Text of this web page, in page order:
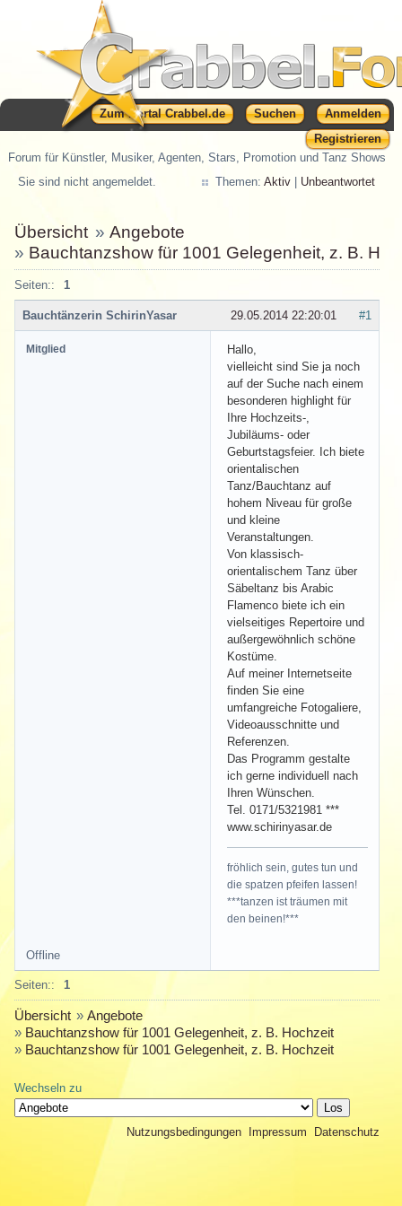
Zum Portal Crabbel.de Suchen
Anmelden
Registrieren
Forum für Künstler, Musiker, Agenten, Stars, Promotion und Tanz Shows
Sie sind nicht angemeldet.
Themen:Aktiv Unbeantwortet
Übersicht » Angebote
» Bauchtanzshow für 1001 Gelegenheit, z. B.
Seiten:: 1
#1
29.05.2014 22:20:01
Bauchtänzerin SchirinYasar
Mitglied
Hallo,
vielleicht sind Sie ja noch
auf der Suche nach einem
besonderen highlight für
Ihre Hochzeits-,
Jubiläums- oder
Geburtstagsfeier. Ich biete
orientalischen
Tanz/Bauchtanz auf
hohem Niveau für große
und kleine
Veranstaltungen.
Von klassisch-
orientalischem Tanz über
Säbeltanz bis Arabic
Flamenco biete ich ein
vielseitiges Repertoire und
außergewöhnlich schöne
Kostüme.
Auf meiner Internetseite
finden Sie eine
umfangreiche Fotogaliere,
Videoausschnitte und
Referenzen.
Das Programm gestalte
ich gerne individuell nach
Ihren Wünschen.
Tel. 0171/5321981 ***
www.schirinyasar.de
fröhlich sein, gutes tun und
die spatzen pfeifen lassen!
***tanzen ist träumen mit
den beinen!***
Offline
Seiten:: 1
Übersicht » Angebote
» Bauchtanzshow für 1001 Gelegenheit, z. B. Hochzeit
» Bauchtanzshow für 1001 Gelegenheit, z. B. Hochzeit
Wechseln zu
Nutzungsbedingungen Impressum Datenschutz